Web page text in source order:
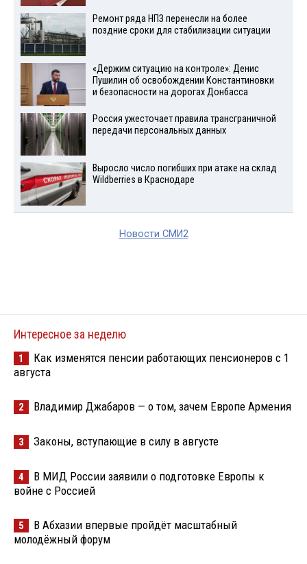
Ремонт ряда НПЗ перенесли на более
поздние сроки для стабилизации ситуации
«Держим ситуацию на контроле»: Денис
Пушилин об освобождении Константиновки
и безопасности на дорогах Донбасса
Россия ужесточает правила трансграничной
передачи персональных данных
Выросло число погибших при атаке на склад
Wildberries в Краснодаре
Новости СМИ2
Интересное за неделю
1
Как изменятся пенсии работающих пенсионеров с 1
августа
2 Владимир Джабаров — о том, зачем Европе Армения
3 Законы, вступающие в силу в августе
4
В МИД России заявили о подготовке Европы к
войне с Россией
5
В Абхазии впервые пройдёт масштабный
молодёжный форум